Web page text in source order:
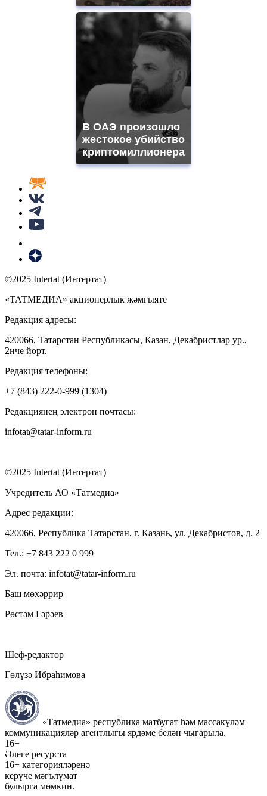
В ОАЭ произошло
жестокое убийство
криптомиллионера
©2025 Intertat (Интертат)
«ТАТМЕДИА» акционерлык җәмгыяте
Редакция адресы:
420066, Татарстан Республикасы, Казан, Декабристлар ур.,
2нче йорт.
Редакция телефоны:
+7 (843) 222-0-999 (1304)
Редакциянең электрон почтасы:
infotat@tatar-inform.ru
©2025 Intertat (Интертат)
Учредитель АО «Татмедиа»
Адрес редакции:
420066, Республика Татарстан, г. Казань, ул. Декабристов, д. 2
Тел.: +7 843 222 0 999
Эл. почта: infotat@tatar-inform.ru
Баш мөхәррир
Рөстәм Гәрәев
Шеф-редактор
Гөлүзә Ибраһимова
«Татмедиа» республика матбугат һәм массакүләм
коммуникацияләр агентлыгы ярдәме белән чыгарыла.
16+
Әлеге ресурста
16+ категорияләренә
керүче мәгълүмат
булырга мөмкин.